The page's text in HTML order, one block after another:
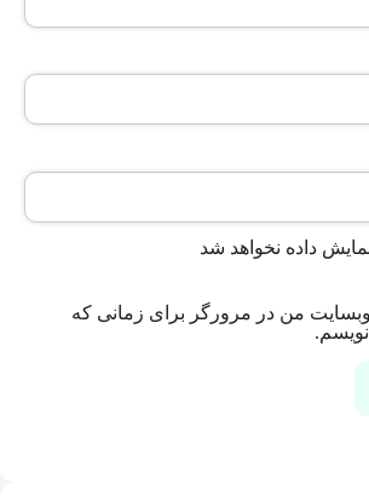
داده نخواهد شد
وبسایت من در مرورگر برای زمانی که